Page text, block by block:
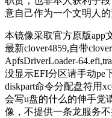
意自己作为一个文明人的
本镜像采取官方原版app
最新clover4859,自带
ApfsDriverLoader-
没显示EFI分区请手动pe
diskpart命令分配盘符用
会写u盘的什么的伸手党
像，不提供一条龙服务